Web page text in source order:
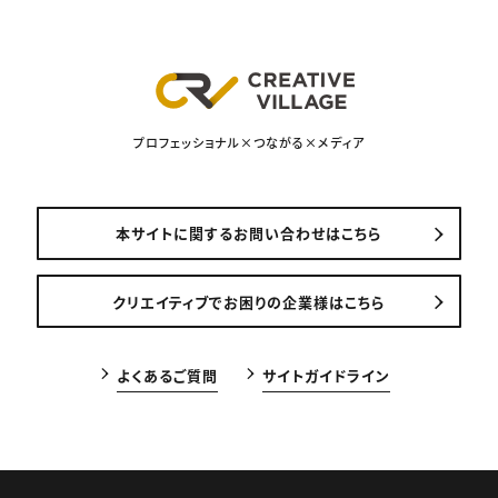
プロフェッショナル×つながる×メディア
本サイトに関するお問い合わせはこちら
クリエイティブでお困りの企業様はこちら
よくあるご質問 サイトガイドライン